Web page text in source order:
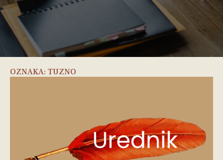
OZNAKA: TUZNO